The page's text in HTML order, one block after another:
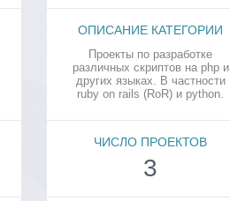
ОПИСАНИЕ КАТЕГОРИИ
Проекты по разработке
различных скриптов на php и
других языках. В частности
ruby on rails (RoR) и python.
ЧИСЛО ПРОЕКТОВ
3